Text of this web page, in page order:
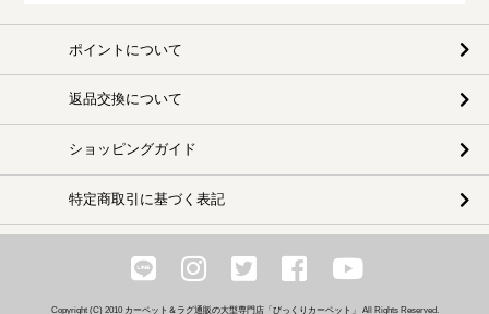
ポイントについて
返品交換について
ショッピングガイド
特定商取引に基づく表記
Copyright (C) 2010 カーペット＆ラグ通販の大型専門店「びっくりカーペット」 All Rights Reserved.